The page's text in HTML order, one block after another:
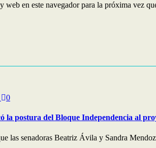
en este navegador para la próxima vez
0
la postura del Bloque Independencia al
las senadoras Beatriz Ávila y Sandra